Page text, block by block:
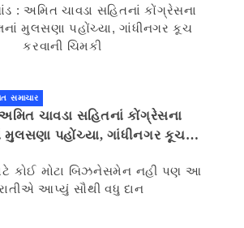
સમાચાર
ચાવડા સહિતનાં કોંગ્રેસના
પહોંચ્યા, ગાંધીનગર કૂચ